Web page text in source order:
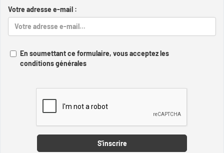
Votre adresse e-mail :
En soumettant ce formulaire, vous acceptez les
conditions générales
S'inscrire